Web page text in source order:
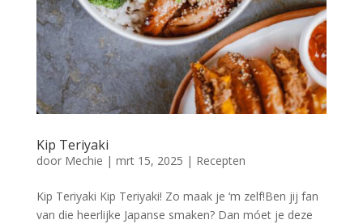
Kip Teriyaki
door Mechie | mrt 15, 2025 | Recepten
Kip Teriyaki Kip Teriyaki! Zo maak je ‘m zelf!Ben jij fan
van die heerlijke Japanse smaken? Dan móet je deze